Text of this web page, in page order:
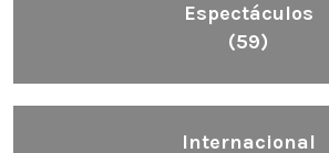
Espectáculos
(59)
Internacional